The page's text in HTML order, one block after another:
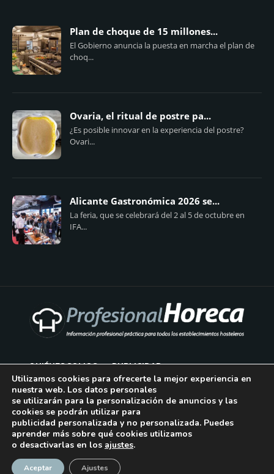
Plan de choque de 15 millones...
El Gobierno anuncia la puesta en marcha el plan de
choq...
Ovaria, el ritual de postre pa...
¿Es posible innovar en la experiencia del postre?
Ovari...
Alicante Gastronómica 2026 se...
La feria, que se celebrará del 2 al 5 de octubre en
IFA...
QUIÉNES SOMOS PUBLICIDAD
AVISO LEGAL
POLÍTICA DE COOKIES
POLÍTICA DE PRIVACIDAD
CONTACTO
¡Suscríbase!
Utilizamos cookies para ofrecerte la mejor experiencia en
nuestra web. Los datos personales
se utilizarán para la personalización de anuncios y las
cookies se podrán utilizar para
publicidad personalizada y no personalizada. Puedes
aprender más sobre qué cookies utilizamos
o desactivarlas en los ajustes.
Aceptar Ajustes